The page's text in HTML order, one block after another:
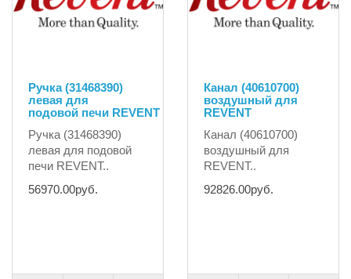
Ручка (31468390)
левая для
подовой печи REVENT
Ручка (31468390)
левая для подовой
печи REVENT..
56970.00руб.
Канал (40610700)
воздушный для
REVENT
Канал (40610700)
воздушный для
REVENT..
92826.00руб.